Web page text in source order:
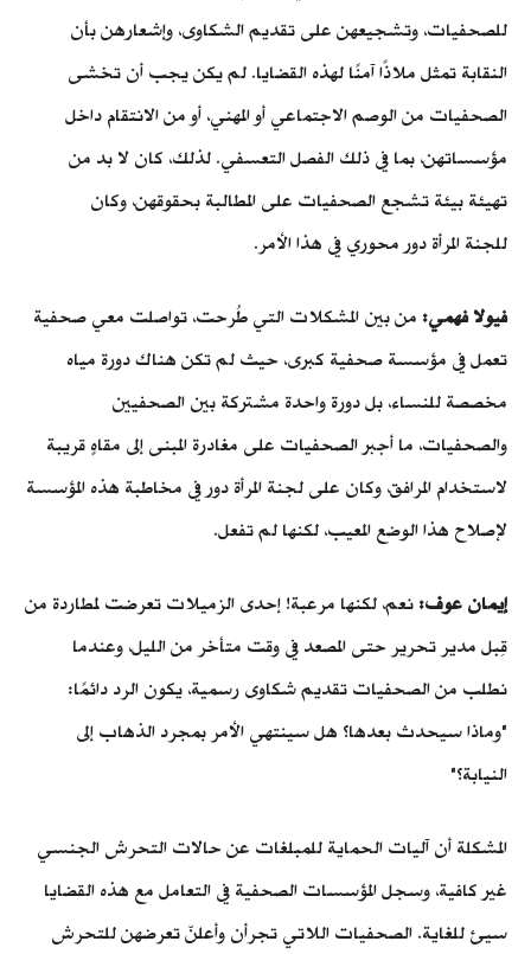
للصحفيات، وتشجيعهن على تقديم الشكاوى، وإشعارهن بأن
النقابة تمثل ملاذًا آمنًا لهذه القضايا. لم يكن يجب أن تخشى
الصحفيات من الوصم الاجتماعي أو المهني، أو من الانتقام داخل
مؤسساتهن، بما في ذلك الفصل التعسفي. لذلك، كان لا بد من
تهيئة بيئة تشجع الصحفيات على المطالبة بحقوقهن، وكان
للجنة المرأة دور محوري في هذا الأمر.
فيولا فهمي: من بين المشكلات التي طُرحت، تواصلت معي صحفية
تعمل في مؤسسة صحفية كبرى، حيث لم تكن هناك دورة مياه
مخصصة للنساء، بل دورة واحدة مشتركة بين الصحفيين
والصحفيات، ما أجبر الصحفيات على مغادرة المبنى إلى مقاهٍ قريبة
لاستخدام المرافق، وكان على لجنة المرأة دور في مخاطبة هذه المؤسسة
لإصلاح هذا الوضع المعيب، لكنها لم تفعل.
إيمان عوف: نعم، لكنها مرعبة! إحدى الزميلات تعرضت لمطاردة من
قِبل مدير تحرير حتى المصعد في وقت متأخر من الليل، وعندما
نطلب من الصحفيات تقديم شكاوى رسمية، يكون الرد دائمًا:
"وماذا سيحدث بعدها؟ هل سينتهي الأمر بمجرد الذهاب إلى
النيابة؟"
المشكلة أن آليات الحماية للمبلغات عن حالات التحرش الجنسي
غير كافية، وسجل المؤسسات الصحفية في التعامل مع هذه القضايا
سيئ للغاية. الصحفيات اللاتي تجرأن وأعلنّ تعرضهن للتحرش